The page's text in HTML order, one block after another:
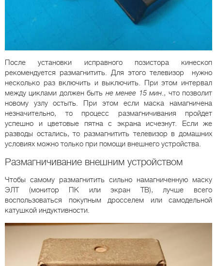
После установки исправного позистора кинескоп
рекомендуется размагнитить. Для этого телевизор нужно
несколько раз включить и выключить. При этом интервал
между циклами должен быть не менее 15 мин., что позволит
новому узлу остыть. При этом если маска намагничена
незначительно, то процесс размагничивания пройдет
успешно и цветовые пятна с экрана исчезнут. Если же
разводы остались, то размагнитить телевизор в домашних
условиях можно только при помощи внешнего устройства.
Размагничивание внешним устройством
Чтобы самому размагнитить сильно намагниченную маску
ЭЛТ (монитор ПК или экран ТВ), лучше всего
воспользоваться покупным дросселем или самодельной
катушкой индуктивности.